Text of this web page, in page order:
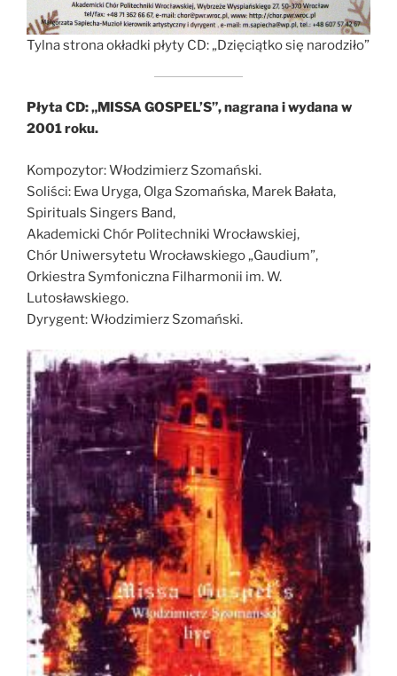
Tylna strona okładki płyty CD: „Dzięciątko się narodziło”
Płyta CD: „MISSA GOSPEL’S”, nagrana i wydana w
2001 roku.
Kompozytor: Włodzimierz Szomański.
Soliści: Ewa Uryga, Olga Szomańska, Marek Bałata,
Spirituals Singers Band,
Akademicki Chór Politechniki Wrocławskiej,
Chór Uniwersytetu Wrocławskiego „Gaudium”,
Orkiestra Symfoniczna Filharmonii im. W.
Lutosławskiego.
Dyrygent: Włodzimierz Szomański.